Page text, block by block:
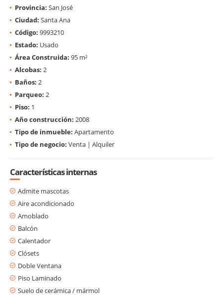
Provincia: San José
Ciudad: Santa Ana
Código: 9993210
Estado: Usado
Área Construida: 95 m²
Alcobas: 2
Baños: 2
Parqueo: 2
Piso: 1
Año construcción: 2008
Tipo de inmueble: Apartamento
Tipo de negocio: Venta | Alquiler
Características internas
Admite mascotas
Aire acondicionado
Amoblado
Balcón
Calentador
Clósets
Doble Ventana
Piso Laminado
Suelo de cerámica / mármol